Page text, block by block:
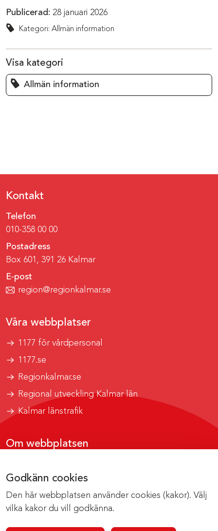
Godkänn cookies
Den här webbplatsen använder cookies (kakor). Välj
vilka kakor du vill godkänna.
Publicerad: 28 januari 2026
Kategori: Allmän information
Visa kategori
Allmän information
Kontakt
Telefon
010-358 00 00
Postadress
Box 601, 391 26 Kalmar
E-post
region@regionkalmar.se
Våra webbplatser
1177 för vårdpersonal
1177.se
Regionkalmar.se
Regional utveckling Kalmar län
Kalmar länstrafik
Om webbplatsen
Om cookies
Kontakta webbredaktionen